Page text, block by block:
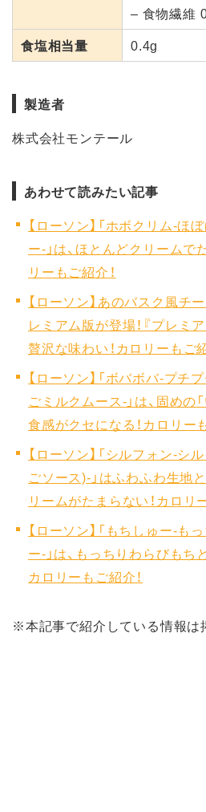
– 食物繊維
食塩相当量
0.4g
製造者
株式会社モンテール
あわせて読みたい記事
【ローソン】「ホボクリム-ほ
ー-」は、ほとんどクリームで
リーもご紹介！
【ローソン】あのバスク風チ
レミアム版が登場！『プレミ
贅沢な味わい！カロリーもご
【ローソン】「ボバボバ‐プチ
ごミルクムース‐」は、固めの
食感がクセになる！カロリー
【ローソン】「シルフォン‐
ごソース)‐」はふわふわ生地
リームがたまらない！カロリ
【ローソン】「もちしゅー‐も
ー‐」は、もっちりわらびもち
カロリーもご紹介！
※本記事で紹介している情報は